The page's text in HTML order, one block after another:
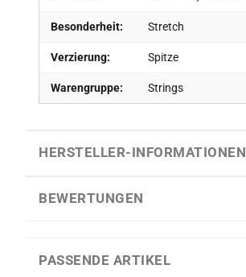
Besonderheit: Stretch
Verzierung: Spitze
Warengruppe: Strings
HERSTELLER-INFORMATIONEN
BEWERTUNGEN
PASSENDE ARTIKEL